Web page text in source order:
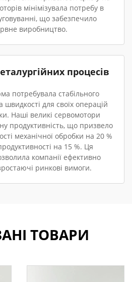
мінімізувала потребу в
що забезпечило
виробництво.
процесів
потребувала стабільного
швидкості для своїх операцій
Наші великі сервомотори
продуктивність, що призвело
механічної обробки на 20 %
на 15 %. Ця
компанії ефективно
ринкові вимоги.
ТОВАРИ